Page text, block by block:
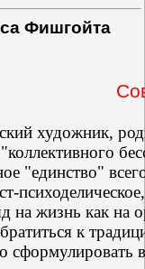
Фишгойта
художник,
"единство"
на жизнь как
к